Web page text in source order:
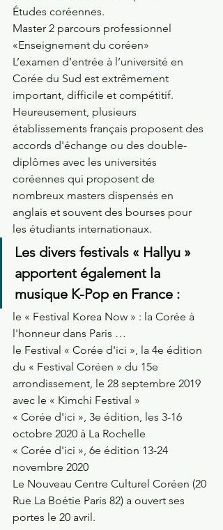
Études coréennes.
Master 2 parcours professionnel
«Enseignement du coréen»
L’examen d’entrée à l’université en
Corée du Sud est extrêmement
important, difficile et compétitif.
Heureusement, plusieurs
établissements français proposent des
accords d'échange ou des double-
diplômes avec les universités
coréennes qui proposent de
nombreux masters dispensés en
anglais et souvent des bourses pour
les étudiants internationaux.
Les divers festivals « Hallyu »
apportent également la
musique K-Pop en France :
le « Festival Korea Now » : la Corée à
l'honneur dans Paris …
le Festival « Corée d'ici », la 4e édition
du « Festival Coréen » du 15e
arrondissement, le 28 septembre 2019
avec le « Kimchi Festival »
« Corée d'ici », 3e édition, les 3-16
octobre 2020 à La Rochelle
« Corée d'ici », 6e édition 13-24
novembre 2020
Le Nouveau Centre Culturel Coréen (20
Rue La Boétie Paris 82) a ouvert ses
portes le 20 avril.